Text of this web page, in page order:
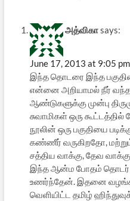
அத்விகாsays:
June 17, 2013 at 9:05 pm
இந்த தொடரை இந்த
என்னை அறியாமல் நீர்
ஆண்டுகளுக்கு முன்பு
சுவாமிகள் ஒரு
நூலின் ஒரு பகுதியை
கண்ணீர் வருகிறதோ,
சத்திய வாக்கு, தேவ
இந்த ஆன்ம போதம் தொடர்
உணர்ந்தேன். இதனை
வெளியிட்ட தமிழ்